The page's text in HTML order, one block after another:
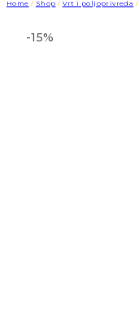
Home / Shop / Vrt i poljoprivreda /
-15%